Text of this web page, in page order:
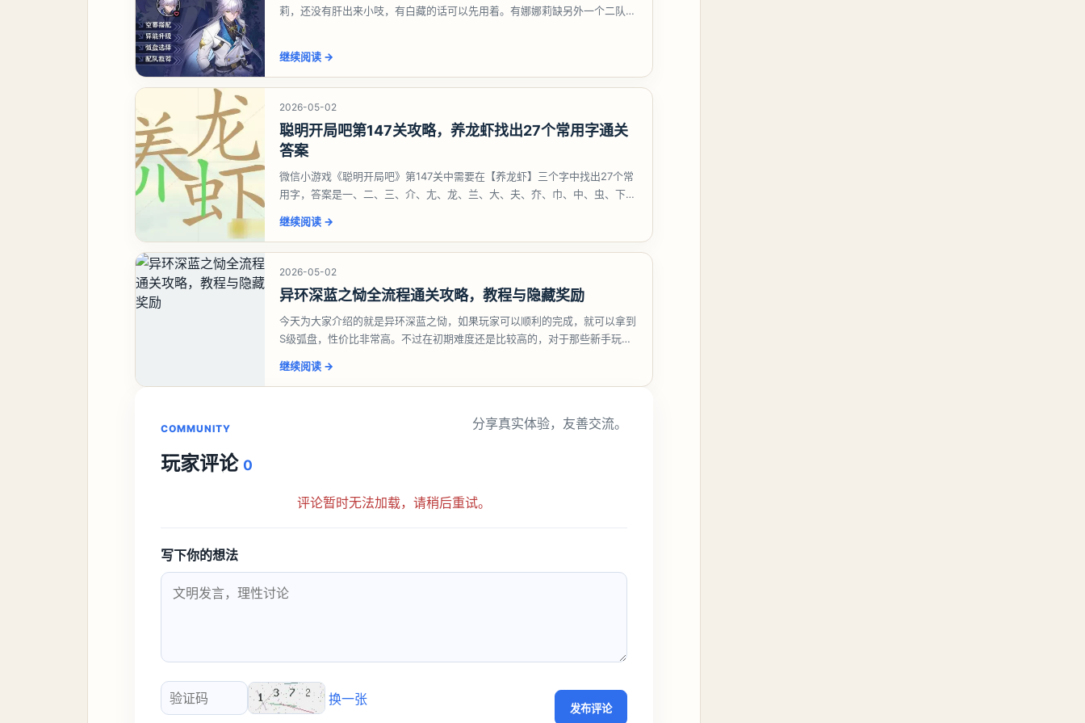
莉，还没有肝出来小吱，有白藏的话可以先用着。有娜娜莉缺另外一个二队C
继续阅读 →
2026-05-02
聪明开局吧第147关攻略，养龙虾找出27个常用字通关
答案
微信小游戏《聪明开局吧》第147关中需要在【养龙虾】三个字中找出27个常
用字，答案是一、二、三、介、尢、龙、兰、大、夫、夰、巾、中、虫、下、
继续阅读 →
2026-05-02
异环深蓝之恸全流程通关攻略，教程与隐藏奖励
今天为大家介绍的就是异环深蓝之恸，如果玩家可以顺利的完成，就可以拿到
S级弧盘，性价比非常高。不过在初期难度还是比较高的，对于那些新手玩家
继续阅读 →
COMMUNITY
玩家评论 0
分享真实体验，友善交流。
评论暂时无法加载，请稍后重试。
写下你的想法
验证码
换一张
发布评论